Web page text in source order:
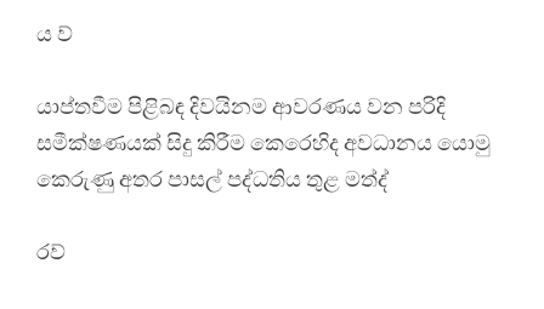
ය ව්
යාප්තවීම පිළිබඳ දිවයිනම ආවරණය වන පරිදි
සමීක්ෂණයක් සිදු කිරීම කෙරෙහිද අවධානය යොමු
කෙරුණු අතර පාසල් පද්ධතිය තුළ මත්ද්
රව්